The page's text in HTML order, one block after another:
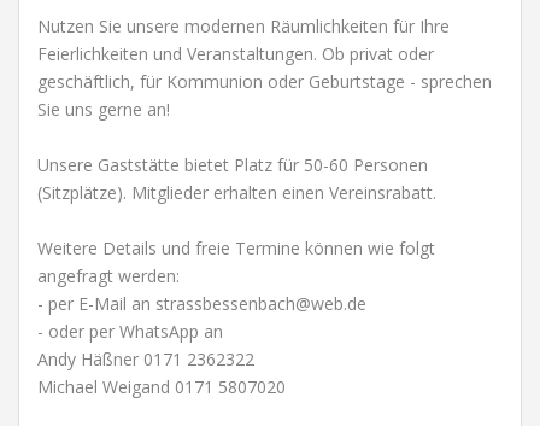
Nutzen Sie unsere modernen Räumlichkeiten für Ihre
Feierlichkeiten und Veranstaltungen. Ob privat oder
geschäftlich, für Kommunion oder Geburtstage - sprechen
Sie uns gerne an!
Unsere Gaststätte bietet Platz für 50-60 Personen
(Sitzplätze). Mitglieder erhalten einen Vereinsrabatt.
Weitere Details und freie Termine können wie folgt
angefragt werden:
- per E-Mail an strassbessenbach@web.de
- oder per WhatsApp an
Andy Häßner 0171 2362322
Michael Weigand 0171 5807020